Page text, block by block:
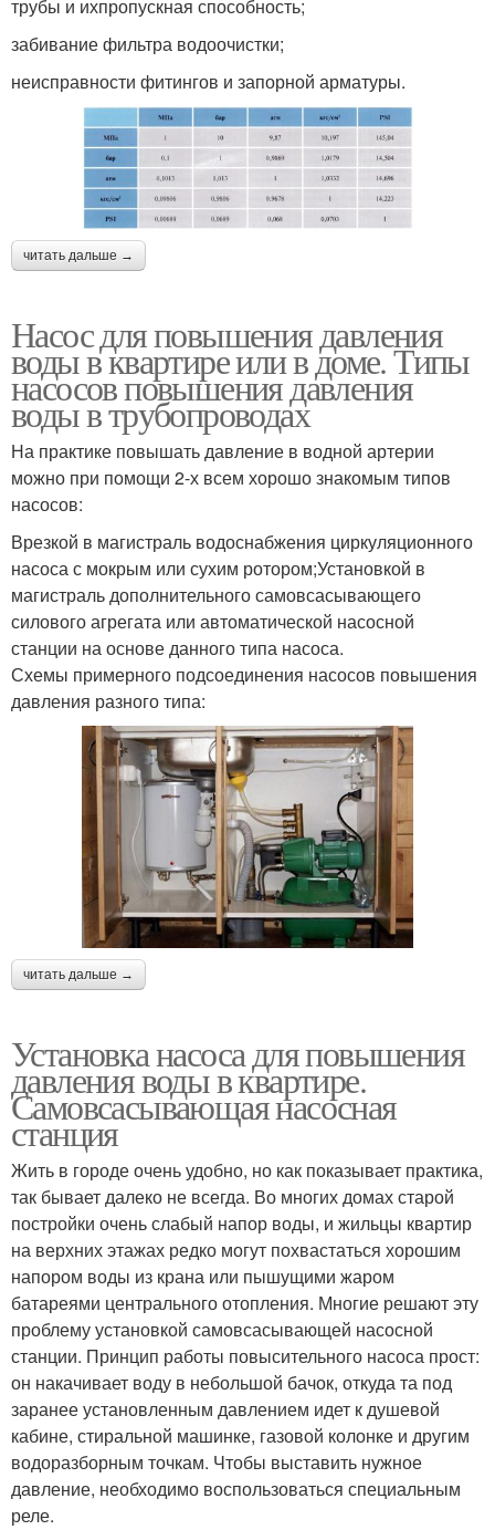
трубы и ихпропускная способность;
забивание фильтра водоочистки;
неисправности фитингов и запорной арматуры.
читать дальше →
Насос для повышения давления
воды в квартире или в доме. Типы
насосов повышения давления
воды в трубопроводах
На практике повышать давление в водной артерии
можно при помощи 2-х всем хорошо знакомым типов
насосов:
Врезкой в магистраль водоснабжения циркуляционного
насоса с мокрым или сухим ротором;Установкой в
магистраль дополнительного самовсасывающего
силового агрегата или автоматической насосной
станции на основе данного типа насоса.
Схемы примерного подсоединения насосов повышения
давления разного типа:
читать дальше →
Установка насоса для повышения
давления воды в квартире.
Самовсасывающая насосная
станция
Жить в городе очень удобно, но как показывает практика,
так бывает далеко не всегда. Во многих домах старой
постройки очень слабый напор воды, и жильцы квартир
на верхних этажах редко могут похвастаться хорошим
напором воды из крана или пышущими жаром
батареями центрального отопления. Многие решают эту
проблему установкой самовсасывающей насосной
станции. Принцип работы повысительного насоса прост:
он накачивает воду в небольшой бачок, откуда та под
заранее установленным давлением идет к душевой
кабине, стиральной машинке, газовой колонке и другим
водоразборным точкам. Чтобы выставить нужное
давление, необходимо воспользоваться специальным
реле.